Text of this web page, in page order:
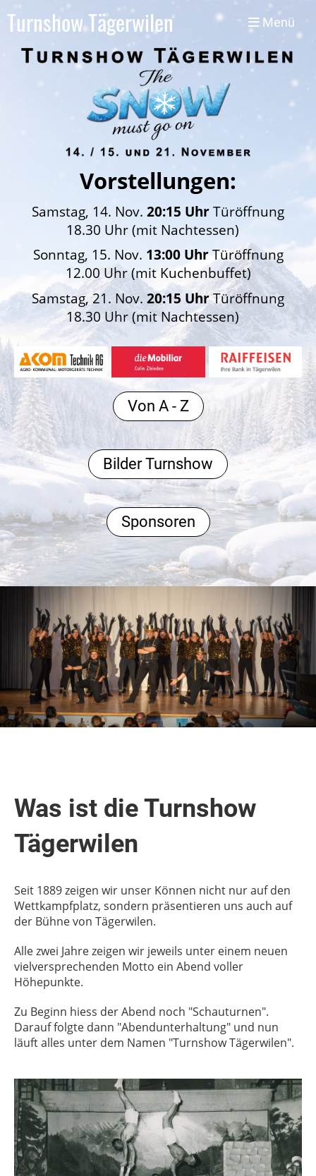
Turnshow Tägerwilen Menü
Vorstellungen:
Samstag, 14. Nov. 20:15 UhrTüröffnung
18.30 Uhr (mit Nachtessen)
Sonntag, 15. Nov. 13:00 UhrTüröffnung
12.00 Uhr (mit Kuchenbuffet)
Samstag, 21. Nov. 20:15 UhrTüröffnung
18.30 Uhr (mit Nachtessen)
Von A - Z
Bilder Turnshow
Sponsoren
Was ist die Turnshow
Tägerwilen
Seit 1889 zeigen wir unser Können nicht nur auf den
Wettkampfplatz, sondern präsentieren uns auch auf
der Bühne von Tägerwilen.
Alle zwei Jahre zeigen wir jeweils unter einem neuen
vielversprechenden Motto ein Abend voller
Höhepunkte.
Zu Beginn hiess der Abend noch "Schauturnen".
Darauf folgte dann "Abendunterhaltung" und nun
läuft alles unter dem Namen "Turnshow Tägerwilen".